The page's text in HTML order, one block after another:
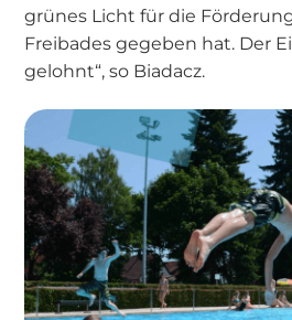
grünes Licht für die
Freibades gegeben hat. Der
gelohnt“, so Biadacz.